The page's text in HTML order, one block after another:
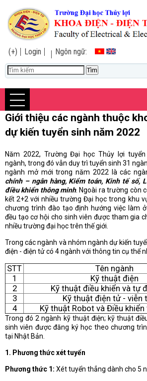
(+) Login Ngôn ngữ:
Giới thiệu các ngành thuộc
dự kiến tuyển sinh năm 2022
Năm 2022, Trường Đại học Thủy lợi
ngành, trong đó vẫn duy trì tuyển sinh 31
ngành mở mới trong năm 2022 là các
chính – ngân hàng, Kiểm toán, Kinh tế số,
điều khiển thông minh. Ngoài ra trường còn
kết 2+2 với nhiều trường Đại học trong khu
chương trình đào tạo định hướng việc làm ở
đều tạo cơ hội cho sinh viên được tham gia
nhiều trường đại học trên thế giới.
Trong các ngành và nhóm ngành dự kiến
điện - điện tử có 4 ngành với thông tin cụ thể
STT Tên ngành
1
Kỹ thuật điện
2
Kỹ thuật điều khiển và tự
3
Kỹ thuật điện tử - viễn
4
Kỹ thuật Robot và Điều
Trong đó 2 ngành kỹ thuật điện; kỹ thuật
sinh viên được đăng ký học theo chương
tại Nhật Bản.
1. Phương thức xét tuyển
Phương thức 1: Xét tuyển thẳng dành cho 5